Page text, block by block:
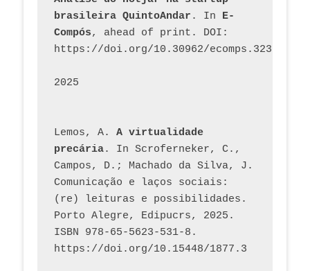
brasileira QuintoAndar . In E-
Compós, ahead of print. DOI:
https://doi.org/10.30962/ecomps.3231
2025
Lemos, A. A virtualidade
precária. In Scroferneker, C.,
Campos, D.; Machado da Silva, J.
Comunicação e laços sociais:
(re) leituras e possibilidades.
Porto Alegre, Edipucrs, 2025.
ISBN 978-65-5623-531-8.
https://doi.org/10.15448/1877.3